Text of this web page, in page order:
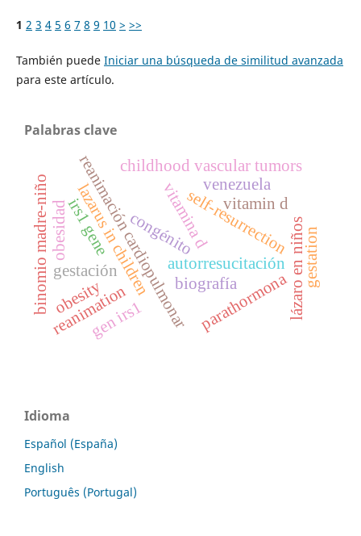
1 2 3 4 5 6 7 8 9 10 > >>
También puede Iniciar una búsqueda de similitud avanzada
para este artículo.
Palabras clave
autorresucitación lázaro en niños
reanimación cardiopulmonarself-resurrection
lazarus in children
reanimation
vitamina d
parathormona
gestación
binomio madre-niño vitamin d
gestation
biografía
venezuela
congénito
childhood vascular tumors
gen irs1
obesidadirs1 gene
obesity
Idioma
Español (España)
English
Português (Portugal)